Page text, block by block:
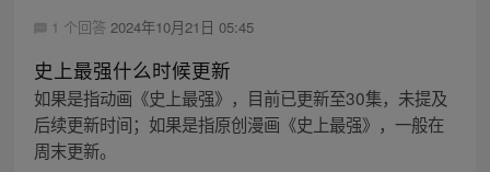
1 个回答 2024年10月21日 05:45
史上最强什么时候更新
如果是指动画《史上最强》，目前已更新至30集，未提及
后续更新时间；如果是指原创漫画《史上最强》，一般在
周末更新。